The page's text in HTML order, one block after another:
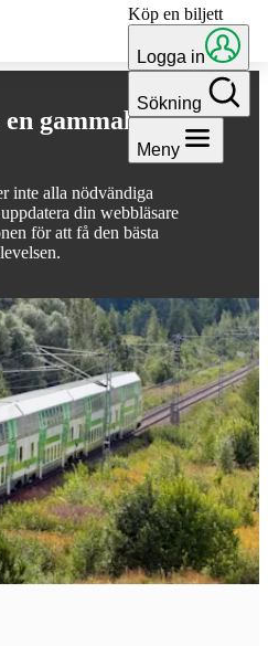
gammal
inte alla nödvändiga
din webbläsare
för att få den bästa
Köp en biljett
Logga in
Sökning
Meny